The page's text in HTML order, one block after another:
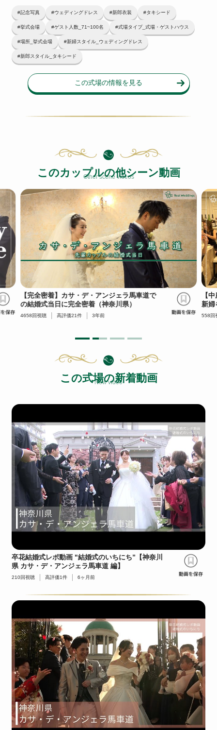
#記念写真 #ウェディングドレス #新郎衣装 #タキシード
#挙式会場 #ゲスト人数_71~100名 #式場タイプ_式場・ゲストハウス
#場所_挙式会場 #新婦スタイル_ウェディングドレス
#新郎スタイル_タキシード
この式場の情報を見る
Other scene videos
このカップルの他シーン動画
【完全密着】カサ・デ・アンジェラ馬車道で
の結婚式当日に完全密着（神奈川県）
4658回視聴 高評価21件 3年前
【
新
558 回
New video
この式場の新着動画
卒花結婚式レポ動画 "結婚式のいちにち”【神奈川
県 カサ・デ・アンジェラ馬車道 編】
210回視聴 高評価1件 6ヶ月前